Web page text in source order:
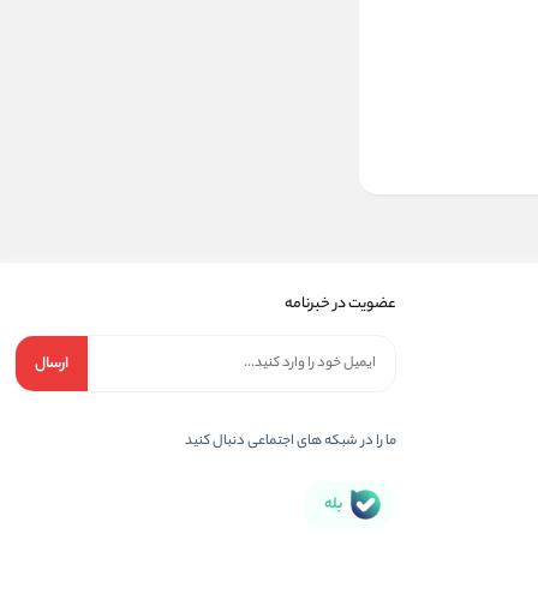
عضویت در خبرنامه
ارسال
ما را در شبکه های اجتماعی دنبال کنید
بله